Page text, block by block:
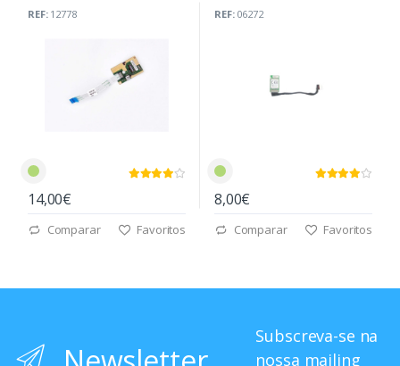
REF:12778
14,00€
Comparar Favoritos
REF:06272
8,00€
Comparar Favoritos
Subscreva-se na
nossa mailing